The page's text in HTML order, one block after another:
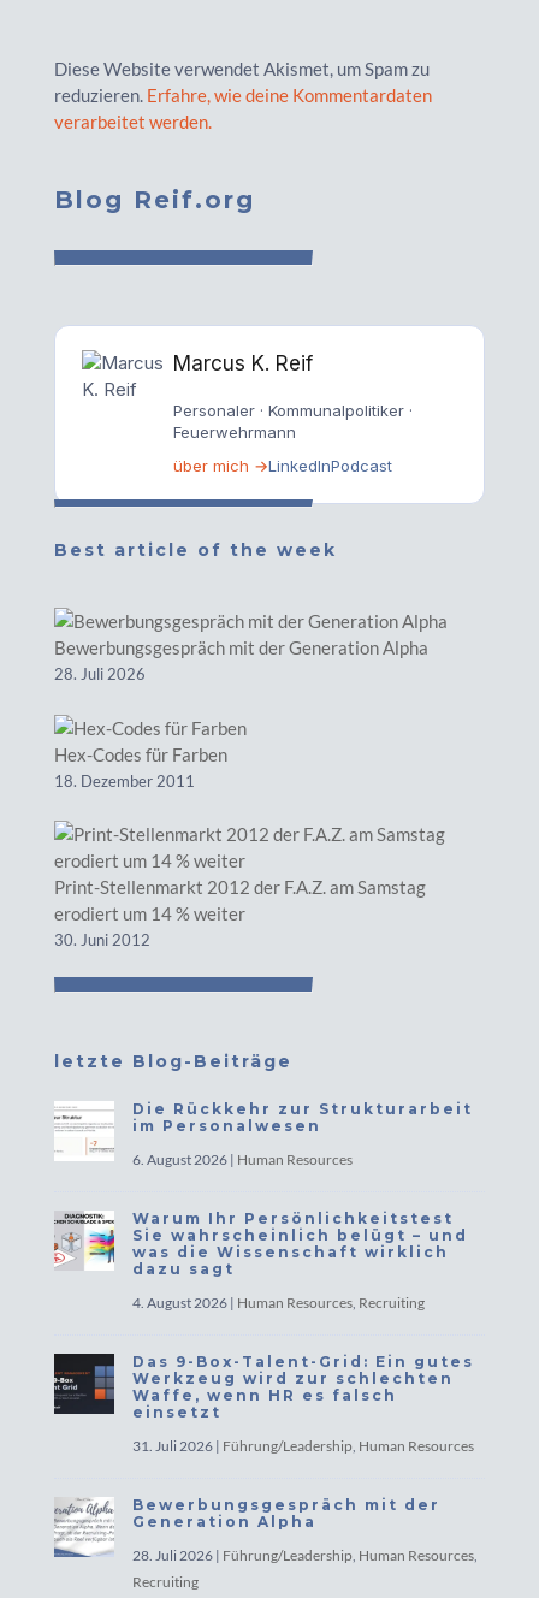
Diese Website verwendet Akismet, um Spam zu
reduzieren. Erfahre, wie deine Kommentardaten
verarbeitet werden.
Blog Reif.org
Marcus K. Reif
Personaler · Kommunalpolitiker ·
Feuerwehrmann
über mich →LinkedInPodcast
Best article of the week
Bewerbungsgespräch mit der Generation Alpha
28. Juli 2026
Hex-Codes für Farben
18. Dezember 2011
Print-Stellenmarkt 2012 der F.A.Z. am Samstag
erodiert um 14 % weiter
30. Juni 2012
letzte Blog-Beiträge
Die Rückkehr zur Strukturarbeit
im Personalwesen
6. August 2026| Human Resources
Warum Ihr Persönlichkeitstest
Sie wahrscheinlich belügt – und
was die Wissenschaft wirklich
dazu sagt
4. August 2026| Human Resources, Recruiting
Das 9-Box-Talent-Grid: Ein gutes
Werkzeug wird zur schlechten
Waffe, wenn HR es falsch
einsetzt
31. Juli 2026| Führung/Leadership, Human Resources
Bewerbungsgespräch mit der
Generation Alpha
28. Juli 2026| Führung/Leadership, Human Resources,
Recruiting